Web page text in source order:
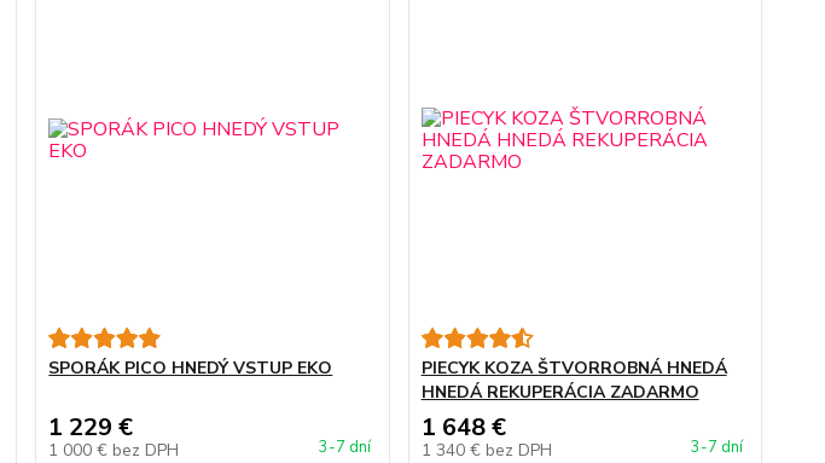
SPORÁK PICO HNEDÝ VSTUP EKO
1 229 €
1 000 € bez DPH 3-7 dní
PIECYK KOZA ŠTVORROBNÁ HNEDÁ
HNEDÁ REKUPERÁCIA ZADARMO
1 648 €
1 340 € bez DPH 3-7 dní